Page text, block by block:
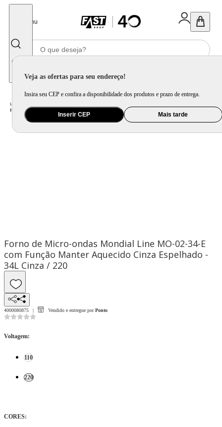
Menu
Veja as ofertas para seu endereço!
Insira seu CEP e confira a disponibilidade dos produtos e prazo de entrega.
Inserir CEP Mais tarde
Home
Forno de Micro-ondas Mondial Line MO-02-34-E com Função Manter Aquecido Cinza Espelhado - 34L
Forno de Micro-ondas Mondial Line MO-02-34-E
com Função Manter Aquecido Cinza Espelhado -
34L Cinza / 220
4000080875 Vendido e entregue por Ponto
Voltagem:
110
220
CORES: